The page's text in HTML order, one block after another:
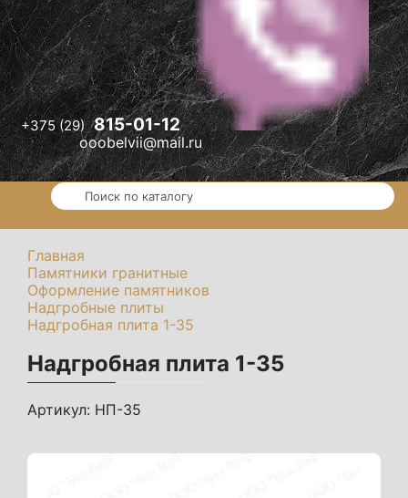
+375 (29) 815-01-12
ooobelvii@mail.ru
Главная
Памятники гранитные
Оформление памятников
Надгробные плиты
Надгробная плита 1-35
Надгробная плита 1-35
Артикул: НП-35